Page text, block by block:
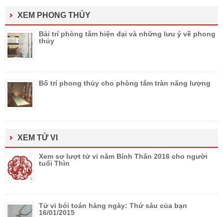
XEM PHONG THỦY
Bài trí phòng tắm hiện đại và những lưu ý về phong
thủy
Bố trí phong thủy cho phòng tắm tràn năng lượng
XEM TỬ VI
Xem sơ lượt tử vi năm Bính Thân 2016 cho người
tuổi Thìn
Tử vi bói toán hàng ngày: Thứ sáu của bạn
16/01/2015